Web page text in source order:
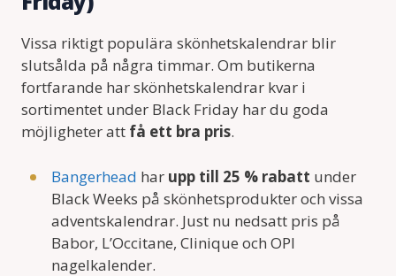
Vissa riktigt populära skönhetskalendrar blir
slutsålda på några timmar. Om butikerna
fortfarande har skönhetskalendrar kvar i
sortimentet under Black Friday har du goda
möjligheter att få ett bra pris.
Bangerhead har upp till 25 % rabatt under
Black Weeks på skönhetsprodukter och vissa
adventskalendrar. Just nu nedsatt pris på
Babor, L’Occitane, Clinique och OPI
nagelkalender.